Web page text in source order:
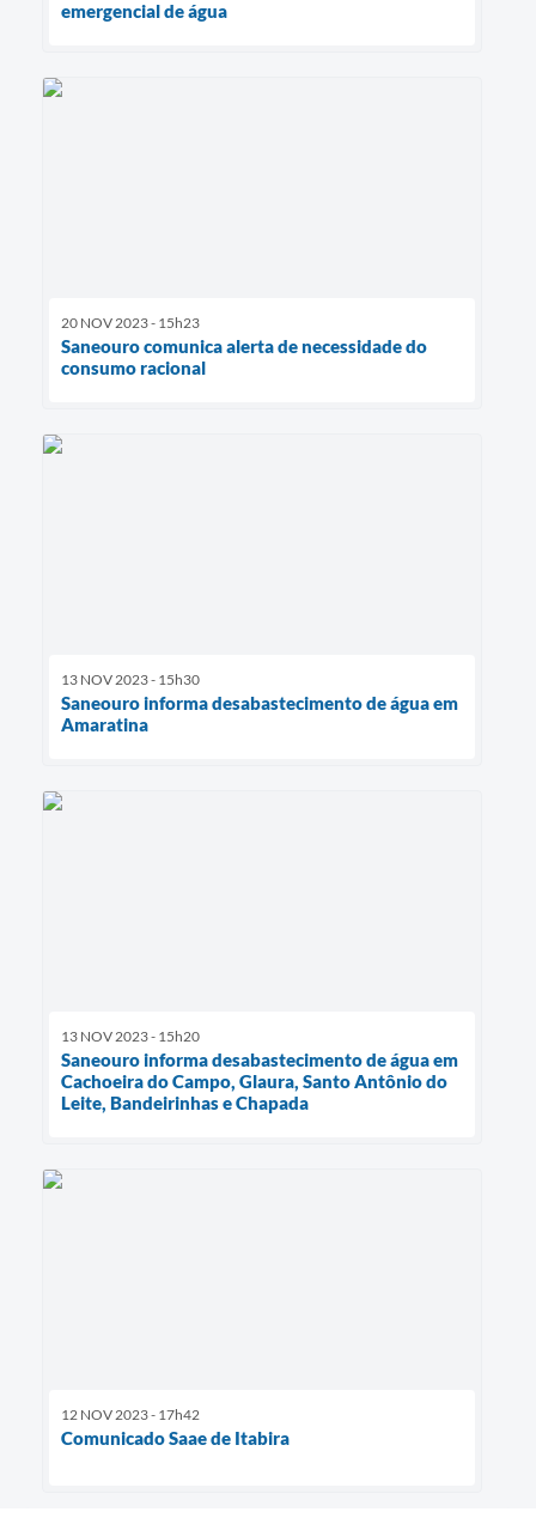
emergencial de água
20 NOV 2023 - 15h23
Saneouro comunica alerta de necessidade do
consumo racional
13 NOV 2023 - 15h30
Saneouro informa desabastecimento de água em
Amaratina
13 NOV 2023 - 15h20
Saneouro informa desabastecimento de água em
Cachoeira do Campo, Glaura, Santo Antônio do
Leite, Bandeirinhas e Chapada
12 NOV 2023 - 17h42
Comunicado Saae de Itabira